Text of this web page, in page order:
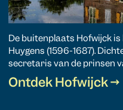
De buitenplaats Hofwijck
Huygens (1596-1687).
secretaris van de prinsen
Ontdek Hofwijck →